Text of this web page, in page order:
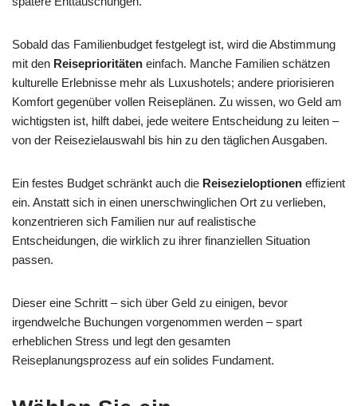
Sobald das Familienbudget festgelegt ist, wird die Abstimmung
mit den Reiseprioritäten einfach. Manche Familien schätzen
kulturelle Erlebnisse mehr als Luxushotels; andere priorisieren
Komfort gegenüber vollen Reiseplänen. Zu wissen, wo Geld am
wichtigsten ist, hilft dabei, jede weitere Entscheidung zu leiten –
von der Reisezielauswahl bis hin zu den täglichen Ausgaben.
Ein festes Budget schränkt auch die Reisezieloptionen effizient
ein. Anstatt sich in einen unerschwinglichen Ort zu verlieben,
konzentrieren sich Familien nur auf realistische
Entscheidungen, die wirklich zu ihrer finanziellen Situation
passen.
Dieser eine Schritt – sich über Geld zu einigen, bevor
irgendwelche Buchungen vorgenommen werden – spart
erheblichen Stress und legt den gesamten
Reiseplanungsprozess auf ein solides Fundament.